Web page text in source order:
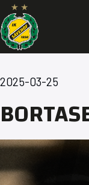
2025-03-25